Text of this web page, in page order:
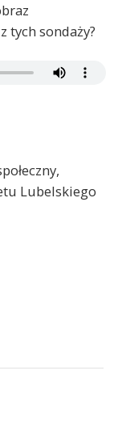
tych sondaży?
Lubelskiego